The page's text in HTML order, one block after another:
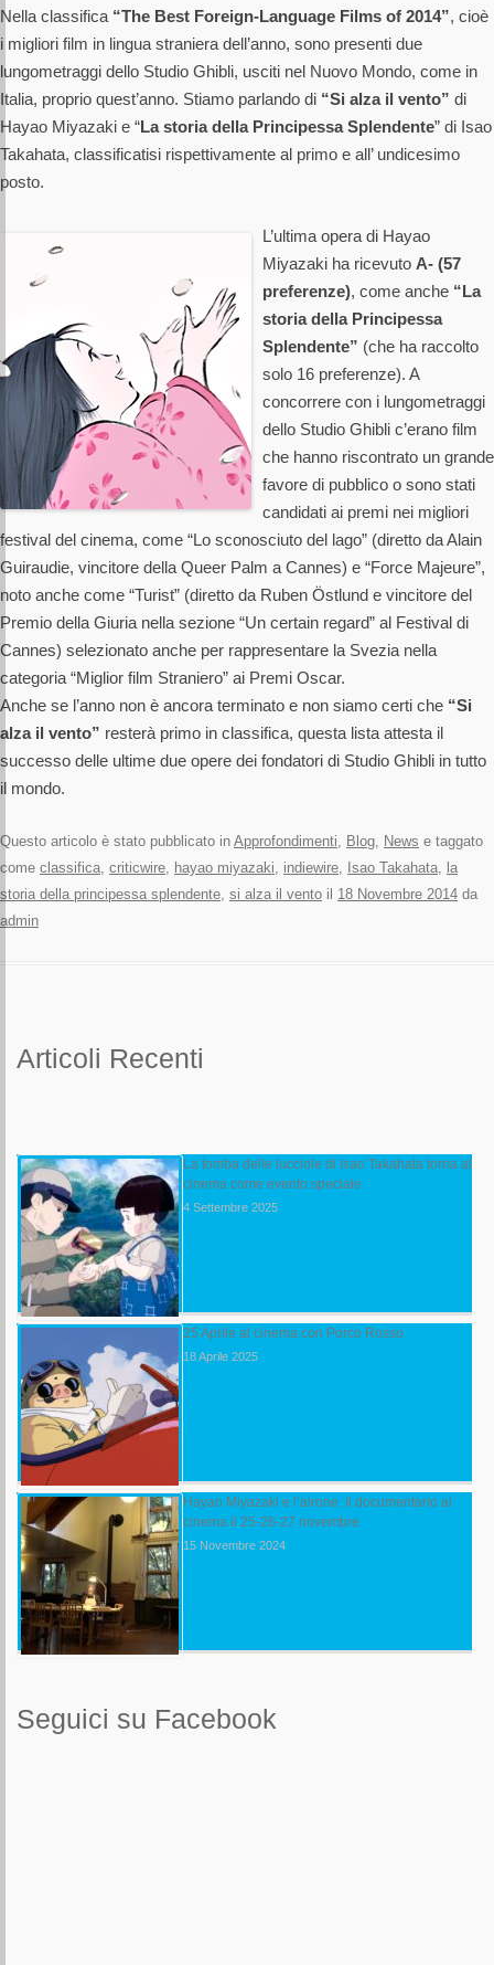
Nella classifica “The Best Foreign-Language Films of 2014”, cioè
i migliori film in lingua straniera dell’anno, sono presenti due
lungometraggi dello Studio Ghibli, usciti nel Nuovo Mondo, come in
Italia, proprio quest’anno. Stiamo parlando di “Si alza il vento” di
Hayao Miyazaki e “La storia della Principessa Splendente” di Isao
Takahata, classificatisi rispettivamente al primo e all’ undicesimo
posto.
L’ultima opera di Hayao
Miyazaki ha ricevuto A- (57
preferenze), come anche “La
storia della Principessa
Splendente” (che ha raccolto
solo 16 preferenze). A
concorrere con i lungometraggi
dello Studio Ghibli c’erano film
che hanno riscontrato un grande
favore di pubblico o sono stati
candidati ai premi nei migliori
festival del cinema, come “Lo sconosciuto del lago” (diretto da Alain
Guiraudie, vincitore della Queer Palm a Cannes) e “Force Majeure”,
noto anche come “Turist” (diretto da Ruben Östlund e vincitore del
Premio della Giuria nella sezione “Un certain regard” al Festival di
Cannes) selezionato anche per rappresentare la Svezia nella
categoria “Miglior film Straniero” ai Premi Oscar.
Anche se l’anno non è ancora terminato e non siamo certi che “Si
alza il vento” resterà primo in classifica, questa lista attesta il
successo delle ultime due opere dei fondatori di Studio Ghibli in tutto
il mondo.
Questo articolo è stato pubblicato in Approfondimenti, Blog, News e taggato
come classifica, criticwire, hayao miyazaki, indiewire, Isao Takahata, la
storia della principessa splendente, si alza il vento il 18 Novembre 2014 da
admin
Articoli Recenti
La tomba delle lucciole di Isao Takahata torna al
cinema come evento speciale
4 Settembre 2025
25 Aprile al cinema con Porco Rosso
18 Aprile 2025
Hayao Miyazaki e l’airone: il documentario al
cinema il 25-26-27 novembre
15 Novembre 2024
Seguici su Facebook